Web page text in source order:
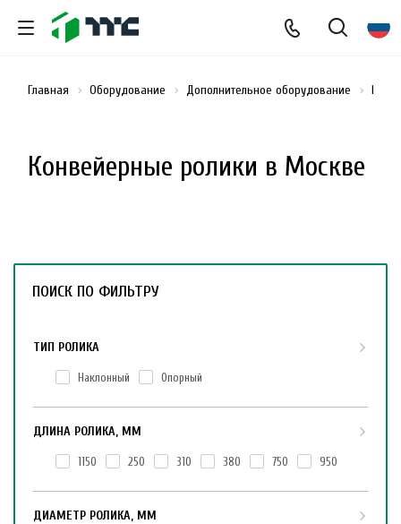
Конвейерные ролики в Москве
Главная Оборудование Дополнительное оборудование
ПОИСК ПО ФИЛЬТРУ
ТИП РОЛИКА
Наклонный Опорный
ДЛИНА РОЛИКА, ММ
1150 250 310 380 750 950
ДИАМЕТР РОЛИКА, ММ